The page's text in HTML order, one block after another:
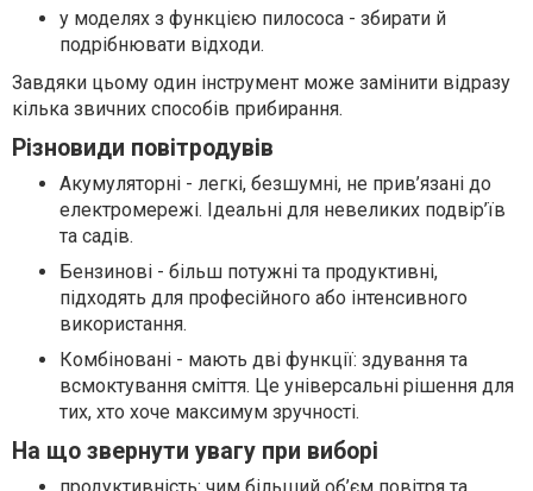
у моделях з функцією пилососа - збирати й
подрібнювати відходи.
Завдяки цьому один інструмент може замінити відразу
кілька звичних способів прибирання.
Різновиди повітродувів
Акумуляторні - легкі, безшумні, не прив’язані до
електромережі. Ідеальні для невеликих подвір’їв
та садів.
Бензинові - більш потужні та продуктивні,
підходять для професійного або інтенсивного
використання.
Комбіновані - мають дві функції: здування та
всмоктування сміття. Це універсальні рішення для
тих, хто хоче максимум зручності.
На що звернути увагу при виборі
продуктивність: чим більший об’єм повітря та